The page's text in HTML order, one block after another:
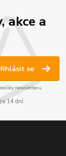
akce a
se
newsletteru.
14 dní.